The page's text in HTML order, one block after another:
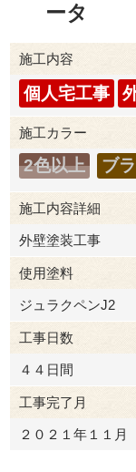
ータ
施工内容
個人宅工事
施工カラー
2色以上 ブ
施工内容詳細
外壁塗装工事
使用塗料
ジュラクペンJ2
工事日数
４４日間
工事完了月
２０２１年１１月